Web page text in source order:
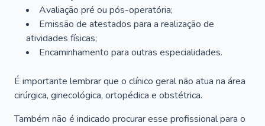
Avaliação pré ou pós-operatória;
Emissão de atestados para a realização de
atividades físicas;
Encaminhamento para outras especialidades.
É importante lembrar que o clínico geral não atua na área
cirúrgica, ginecológica, ortopédica e obstétrica.
Também não é indicado procurar esse profissional para o